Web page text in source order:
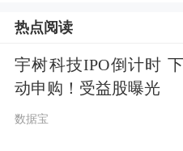
经济增长速度就很
李稻葵还表示，从
退休机制，让劳动
热点阅读
宇树科技IPO倒计时
动申购！受益股曝光
数据宝